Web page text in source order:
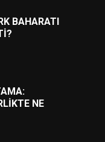
BAHARATI
NE